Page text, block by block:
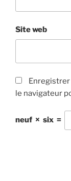
Site web
Enregistrer
le navigateur
neuf × six =